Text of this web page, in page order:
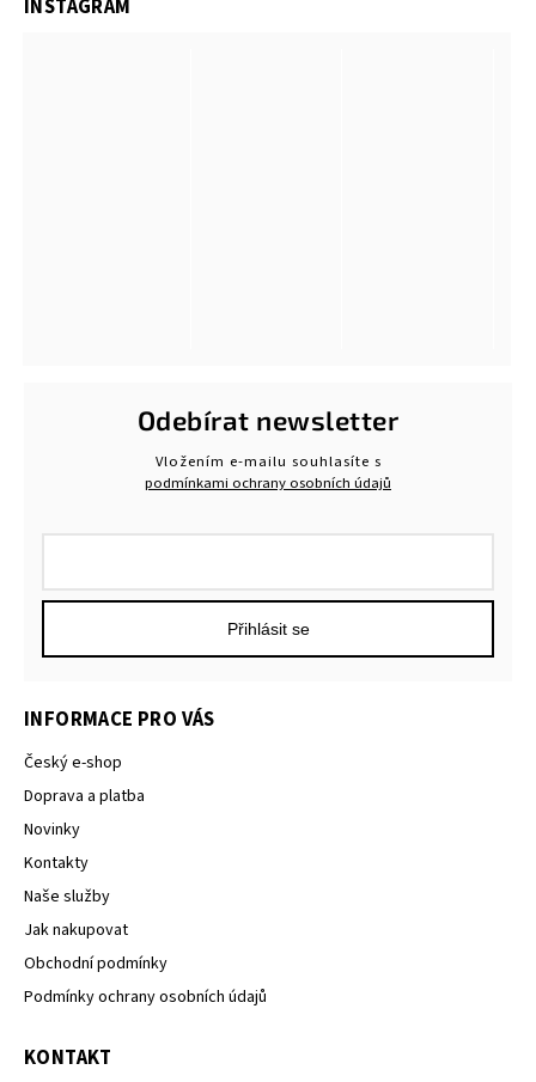
INSTAGRAM
INFORMACE PRO VÁS
Český e-shop
Doprava a platba
Novinky
Kontakty
Naše služby
Jak nakupovat
Obchodní podmínky
Podmínky ochrany osobních údajů
KONTAKT
Odebírat newsletter
Vložením e-mailu souhlasíte s
podmínkami ochrany osobních údajů
Přihlásit se